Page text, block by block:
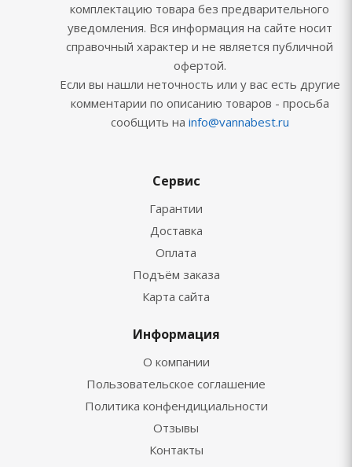
комплектацию товара без предварительного
уведомления. Вся информация на сайте носит
справочный характер и не является публичной
офертой.
Если вы нашли неточность или у вас есть другие
комментарии по описанию товаров - просьба
сообщить на info@vannabest.ru
Сервис
Гарантии
Доставка
Оплата
Подъём заказа
Карта сайта
Информация
О компании
Пользовательское соглашение
Политика конфендициальности
Отзывы
Контакты